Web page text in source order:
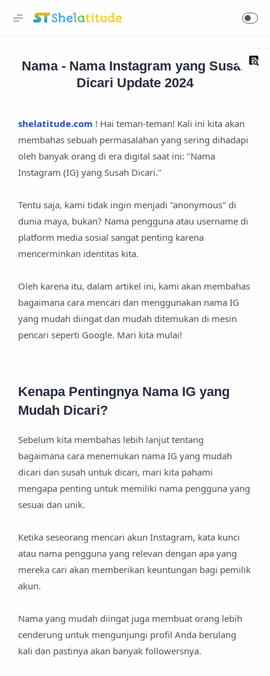
Nama - Nama Instagram yang Susah
Dicari Update 2024
shelatitude.com ! Hai teman-teman! Kali ini kita akan
membahas sebuah permasalahan yang sering dihadapi
oleh banyak orang di era digital saat ini: "Nama
Instagram (IG) yang Susah Dicari."
Tentu saja, kami tidak ingin menjadi "anonymous" di
dunia maya, bukan? Nama pengguna atau username di
platform media sosial sangat penting karena
mencerminkan identitas kita.
Oleh karena itu, dalam artikel ini, kami akan membahas
bagaimana cara mencari dan menggunakan nama IG
yang mudah diingat dan mudah ditemukan di mesin
pencari seperti Google. Mari kita mulai!
Kenapa Pentingnya Nama IG yang
Mudah Dicari?
Sebelum kita membahas lebih lanjut tentang
bagaimana cara menemukan nama IG yang mudah
dicari dan susah untuk dicari, mari kita pahami
mengapa penting untuk memiliki nama pengguna yang
sesuai dan unik.
Ketika seseorang mencari akun Instagram, kata kunci
atau nama pengguna yang relevan dengan apa yang
mereka cari akan memberikan keuntungan bagi pemilik
akun.
Nama yang mudah diingat juga membuat orang lebih
cenderung untuk mengunjungi profil Anda berulang
kali dan pastinya akan banyak followersnya.